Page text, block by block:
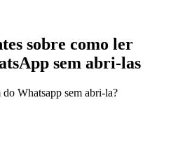
sobre como ler
sem abri-las
Whatsapp sem abri-la?